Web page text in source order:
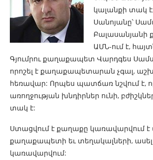
կալանքի տակ է,
Սանոյանը՝
Բալասանյանի
ԱՄՆ-ում է,
Գյումրու քաղաքապետ Վարդգես
որոշել է քաղաքապետարան չգալ,
հեռավար: Որպես պատճառ նշվում է,
առողջության խնդիրներ ունի,
տակ է:
Ստացվում է քաղաքը կառավարվում
քաղաքապետի եւ տեղակալների, ասել
կառավարվում: